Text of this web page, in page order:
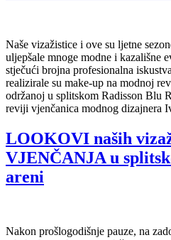
Naše vizažistice i ove su ljetne
uljepšale mnoge modne i kazališne
stječući brojna profesionalna
realizirale su make-up na modnoj
održanoj u splitskom Radisson Blu
reviji vjenčanica modnog
LOOKOVI naših
VJENČANJA u
areni
Nakon prošlogodišnje pauze, na